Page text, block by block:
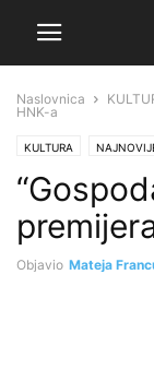
Naslovnica
HNK-a
KULTURA
Objavio Mateja